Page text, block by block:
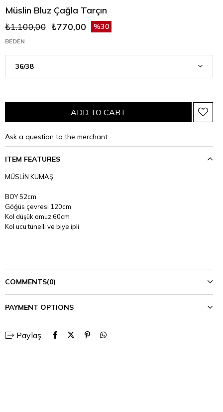
Müslin Bluz Çağla Tarçın
₺1.100,00 ₺770,00 30
BEDEN
Ask a question to the merchant
ITEM FEATURES
MÜSLİN KUMAŞ
BOY 52cm
Göğüs çevresi 120cm
Kol düşük omuz 60cm
Kol ucu tünelli ve biye ipli
COMMENTS(0)
PAYMENT OPTIONS
Paylaş